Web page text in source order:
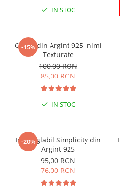
IN STOC
-15%
Cercei din Argint 925 Inimi
Texturate
100,00 RON
85,00 RON
IN STOC
-20%
Inel reglabil Simplicity din
Argint 925
95,00 RON
76,00 RON